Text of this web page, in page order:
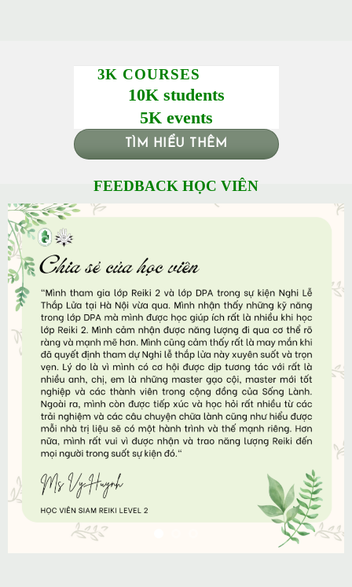
3K COURSES
10K students
5K events
TÌM HIỂU THÊM
FEEDBACK HỌC VIÊN